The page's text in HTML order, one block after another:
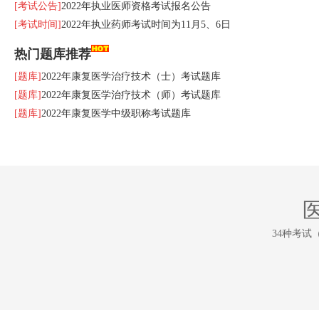
[考试公告]2022年执业医师资格考试报名公告
[考试时间]2022年执业药师考试时间为11月5、6日
热门题库推荐
[题库]2022年康复医学治疗技术（士）考试题库
[题库]2022年康复医学治疗技术（师）考试题库
[题库]2022年康复医学中级职称考试题库
34种考试